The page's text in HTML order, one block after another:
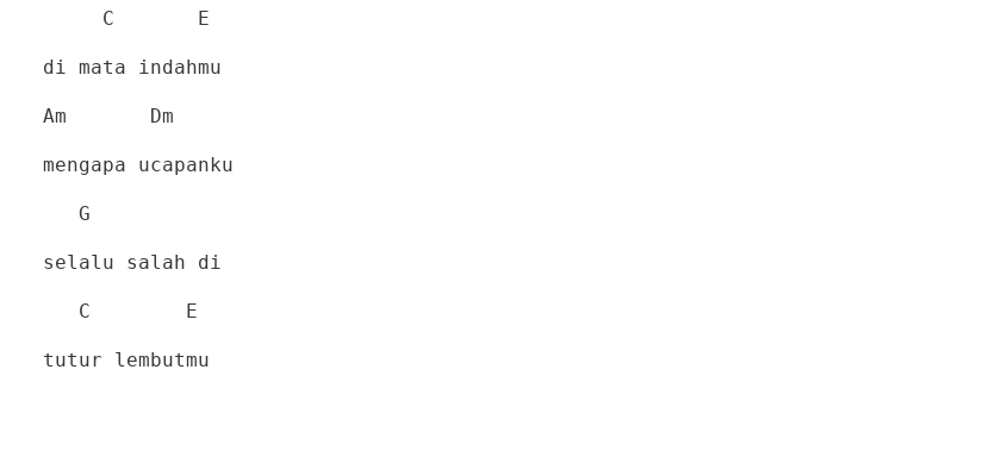
C E
di mata indahmu
Am Dm
mengapa ucapanku
G
selalu salah di
C E
tutur lembutmu